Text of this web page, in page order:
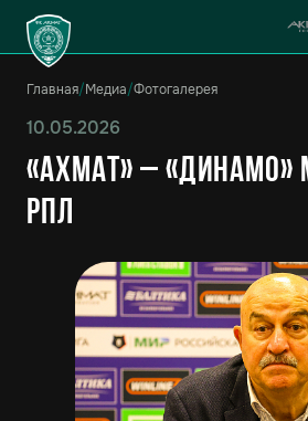
Главная/Медиа/Фотогалерея
10.05.2026
«Ахмат» – «Динамо»
РПЛ